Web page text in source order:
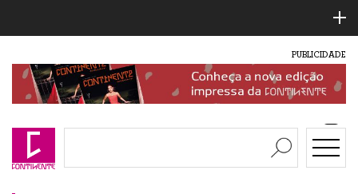
PUBLICIDADE